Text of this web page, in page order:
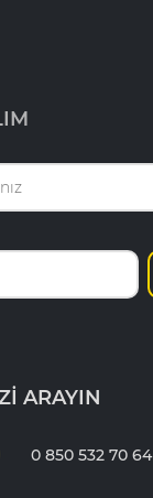
ARAYIN
0 850 532 70 64